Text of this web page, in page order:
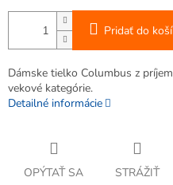
Pridať do
Dámske tielko Columbus z
vekové kategórie.
Detailné informácie
OPÝTAŤ SA STRÁŽIŤ